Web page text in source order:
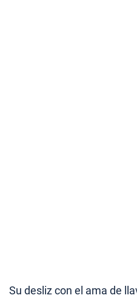
Su desliz con el ama de